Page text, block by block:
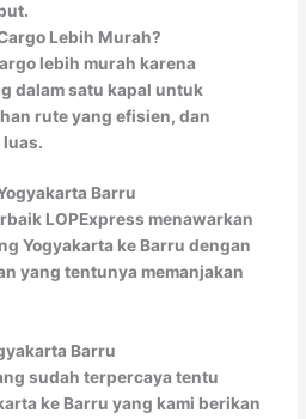
Lebih Murah?
lebih murah karena
dalam satu kapal untuk
rute yang efisien, dan
Barru
LOPExpress menawarkan
Yogyakarta ke Barru dengan
yang tentunya memanjakan
Barru
sudah terpercaya tentu
ke Barru yang kami berikan